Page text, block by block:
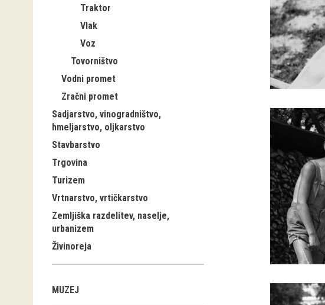
Traktor
Vlak
Voz
Tovorništvo
Vodni promet
Zračni promet
Sadjarstvo, vinogradništvo,
hmeljarstvo, oljkarstvo
Stavbarstvo
Trgovina
Turizem
Vrtnarstvo, vrtičkarstvo
Zemljiška razdelitev, naselje,
urbanizem
Živinoreja
MUZEJ